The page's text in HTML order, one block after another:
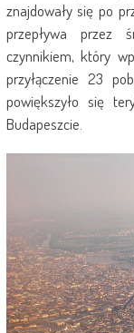
znajdowały się po
przepływa przez
czynnikiem, który
przyłączenie 23
powiększyło się
Budapeszcie.